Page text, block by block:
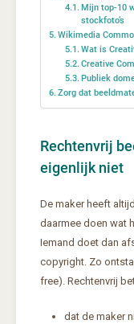
Mijn top-10
stockfoto’s
Wikimedia
Wat is
Creative
Publiek
Zorg dat
Rechtenvrij
eigenlijk niet
De maker heeft
daarmee doen wat
Iemand doet dan
copyright. Zo
free). Rechtenvrij
dat de maker